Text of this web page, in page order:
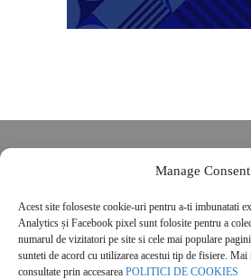
Manage Consent
Acest site foloseste cookie-uri pentru a-ti imbunatati
Analytics și Facebook pixel sunt folosite pentru a
numarul de vizitatori pe site si cele mai populare
sunteti de acord cu utilizarea acestui tip de fisiere.
consultate prin accesarea POLITICI DE COOKIES
POLITICĂ DE
Politica de cookies